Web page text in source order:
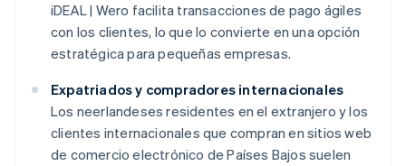
iDEAL | Wero facilita transacciones de pago ágiles
con los clientes, lo que lo convierte en una opción
estratégica para pequeñas empresas.
Expatriados y compradores internacionales
Los neerlandeses residentes en el extranjero y los
clientes internacionales que compran en sitios web
de comercio electrónico de Países Bajos suelen